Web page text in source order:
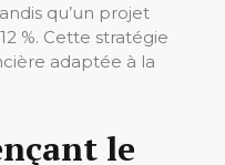
qu’un projet
%. Cette stratégie
adaptée à la
le